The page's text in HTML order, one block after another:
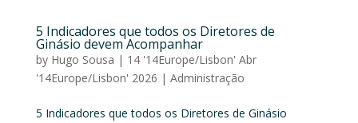
5 Indicadores que todos os Diretores de
Ginásio devem Acompanhar
by Hugo Sousa | 14 '14Europe/Lisbon' Abr
'14Europe/Lisbon' 2026 | Administração
5 Indicadores que todos os Diretores de Ginásio